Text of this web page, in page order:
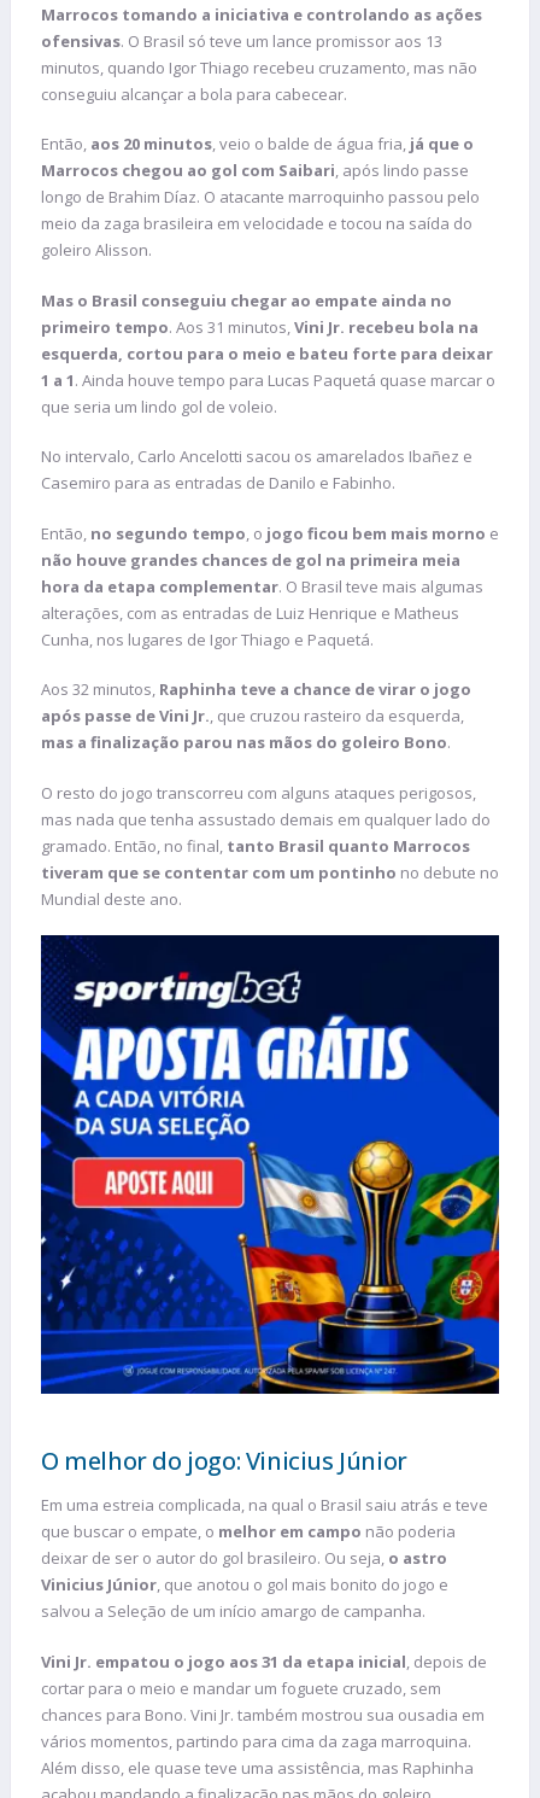
Marrocos tomando a iniciativa e controlando as ações
ofensivas. O Brasil só teve um lance promissor aos 13
minutos, quando Igor Thiago recebeu cruzamento, mas não
conseguiu alcançar a bola para cabecear.
Então, aos 20 minutos, veio o balde de água fria, já que o
Marrocos chegou ao gol com Saibari, após lindo passe
longo de Brahim Díaz. O atacante marroquinho passou pelo
meio da zaga brasileira em velocidade e tocou na saída do
goleiro Alisson.
Mas o Brasil conseguiu chegar ao empate ainda no
primeiro tempo. Aos 31 minutos,Vini Jr. recebeu bola na
esquerda, cortou para o meio e bateu forte para deixar
1 a 1. Ainda houve tempo para Lucas Paquetá quase marcar o
que seria um lindo gol de voleio.
No intervalo, Carlo Ancelotti sacou os amarelados Ibañez e
Casemiro para as entradas de Danilo e Fabinho.
Então, no segundo tempo, o jogo ficou bem mais morno e
não houve grandes chances de gol na primeira meia
hora da etapa complementar. O Brasil teve mais algumas
alterações, com as entradas de Luiz Henrique e Matheus
Cunha, nos lugares de Igor Thiago e Paquetá.
Aos 32 minutos, Raphinha teve a chance de virar o jogo
após passe de Vini Jr., que cruzou rasteiro da esquerda,
mas a finalização parou nas mãos do goleiro Bono.
O resto do jogo transcorreu com alguns ataques perigosos,
mas nada que tenha assustado demais em qualquer lado do
gramado. Então, no final, tanto Brasil quanto Marrocos
tiveram que se contentar com um pontinho no debute no
Mundial deste ano.
O melhor do jogo: Vinicius Júnior
Em uma estreia complicada, na qual o Brasil saiu atrás e teve
que buscar o empate, o melhor em campo não poderia
deixar de ser o autor do gol brasileiro. Ou seja, o astro
Vinicius Júnior, que anotou o gol mais bonito do jogo e
salvou a Seleção de um início amargo de campanha.
Vini Jr. empatou o jogo aos 31 da etapa inicial, depois de
cortar para o meio e mandar um foguete cruzado, sem
chances para Bono. Vini Jr. também mostrou sua ousadia em
vários momentos, partindo para cima da zaga marroquina.
Além disso, ele quase teve uma assistência, mas Raphinha